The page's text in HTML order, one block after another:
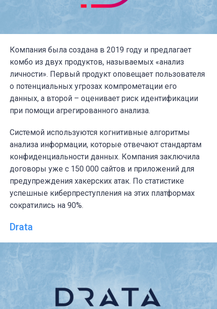
Компания была создана в 2019 году и предлагает
комбо из двух продуктов, называемых «анализ
личности». Первый продукт оповещает пользователя
о потенциальных угрозах компрометации его
данных, а второй – оценивает риск идентификации
при помощи агрегированного анализа.
Системой используются когнитивные алгоритмы
анализа информации, которые отвечают стандартам
конфиденциальности данных. Компания заключила
договоры уже с 150 000 сайтов и приложений для
предупреждения хакерских атак. По статистике
успешные киберпреступления на этих платформах
сократились на 90%.
Drata